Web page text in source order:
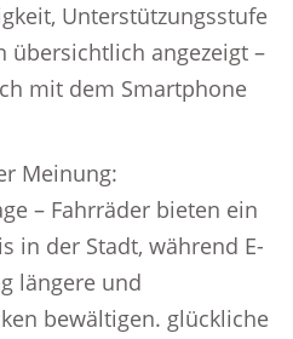
Unterstützungsstufe
übersichtlich angezeigt –
mit dem Smartphone
Meinung:
– Fahrräder bieten ein
in der Stadt, während E-
längere und
bewältigen. glückliche